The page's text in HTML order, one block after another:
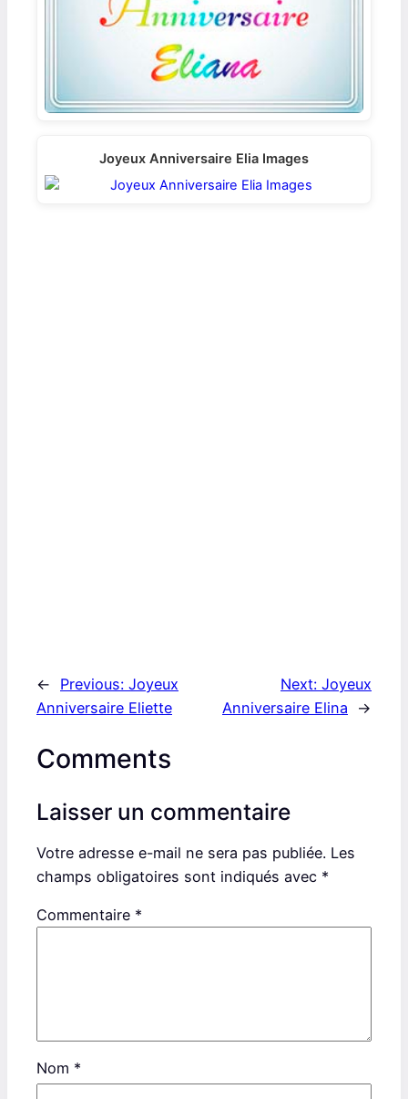
Joyeux Anniversaire Elia Images
← Previous: Joyeux
Anniversaire Eliette
Next: Joyeux
Anniversaire Elina
→
Comments
Laisser un commentaire
Votre adresse e-mail ne sera pas publiée. Les
champs obligatoires sont indiqués avec *
Commentaire *
Nom *